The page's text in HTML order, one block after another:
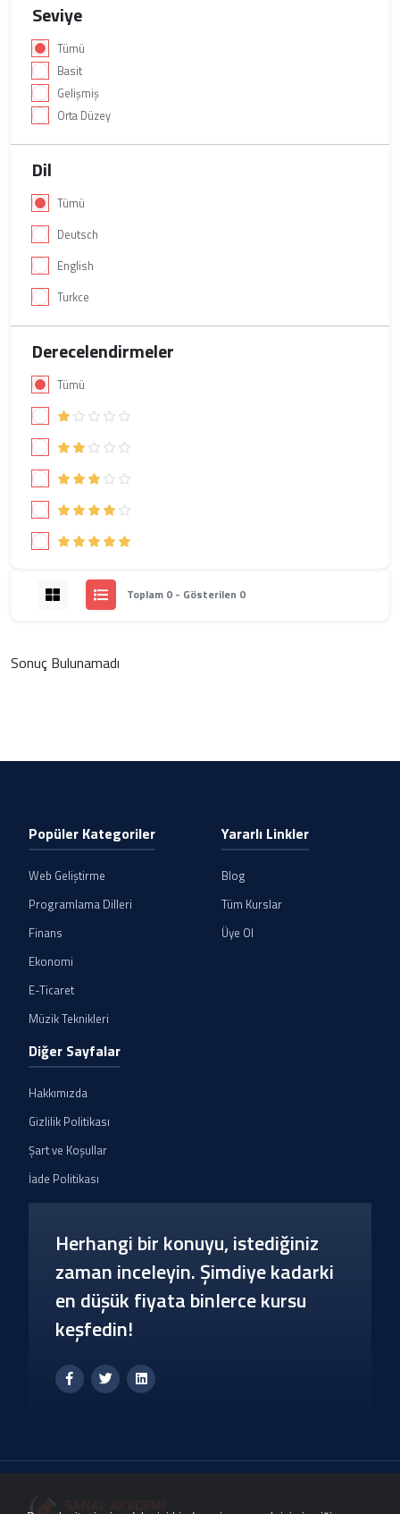
Seviye
Tümü
Basit
Gelişmiş
Orta Düzey
Dil
Tümü
Deutsch
English
Turkce
Derecelendirmeler
Tümü
Toplam 0 - Gösterilen 0
Sonuç Bulunamadı
Popüler Kategoriler
Web Geliştirme
Programlama Dilleri
Finans
Ekonomi
E-Ticaret
Müzik Teknikleri
Yararlı Linkler
Blog
Tüm Kurslar
Üye Ol
Diğer Sayfalar
Hakkımızda
Gizlilik Politikası
Şart ve Koşullar
İade Politikası
Herhangi bir konuyu, istediğiniz
zaman inceleyin. Şimdiye kadarki
en düşük fiyata binlerce kursu
keşfedin!